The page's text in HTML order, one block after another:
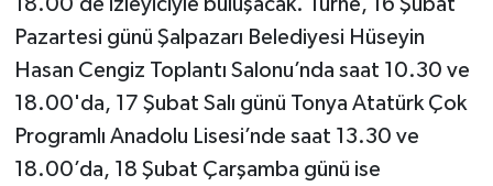
Pazartesi günü Şalpazarı Belediyesi Hüseyin
Hasan Cengiz Toplantı Salonu’nda saat 10.30 ve
18.00'da, 17 Şubat Salı günü Tonya Atatürk Çok
Programlı Anadolu Lisesi’nde saat 13.30 ve
18.00’da, 18 Şubat Çarşamba günü ise